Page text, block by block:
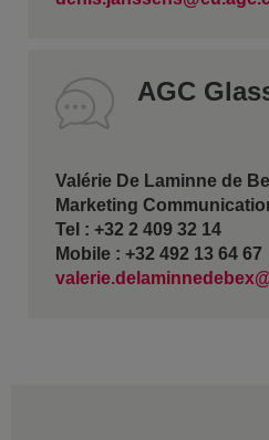
AGC
Valérie De Laminne de
Marketing
Tel : +32 2 409 32 14
Mobile : +32 492 13 64 67